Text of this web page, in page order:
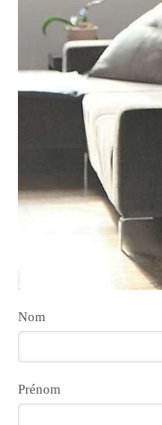
Nom
Prénom